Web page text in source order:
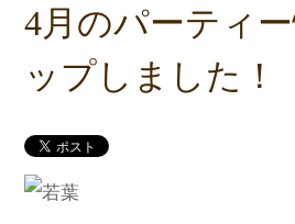
4月のパーティ
ップしました！